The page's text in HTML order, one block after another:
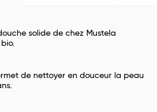
solide de chez Mustela
de nettoyer en douceur la peau